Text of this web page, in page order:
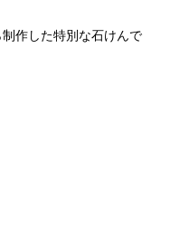
作した特別な石けんで